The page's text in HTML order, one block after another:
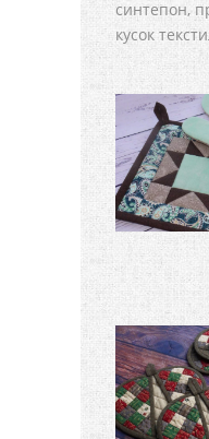
синтепон,
кусок